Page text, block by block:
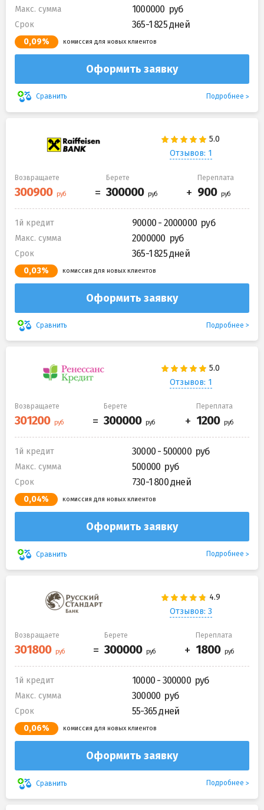
Макс. сумма 1000000
Срок 365-1 825 дней
0,09% комиссия для новых клиентов
Оформить заявку
Сравнить Подробнее
Отзывов: 1
Возвращаете Берете Переплата
1й кредит 90000 - 2000000
Макс. сумма 2000000
Срок 365-1 825 дней
0,03% комиссия для новых клиентов
Оформить заявку
Сравнить Подробнее
Отзывов: 1
Возвращаете Берете Переплата
1й кредит 30000 - 500000
Макс. сумма 500000
Срок 730-1 800 дней
0,04% комиссия для новых клиентов
Оформить заявку
Сравнить Подробнее
Отзывов: 3
Возвращаете Берете Переплата
1й кредит 10000 - 300000
Макс. сумма 300000
Срок 55-365 дней
0,06% комиссия для новых клиентов
Оформить заявку
Сравнить Подробнее